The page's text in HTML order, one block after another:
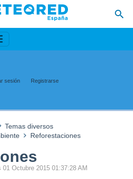
sesión Registrarse
Temas diversos
Reforestaciones
Octubre 2015 01:37:28 AM